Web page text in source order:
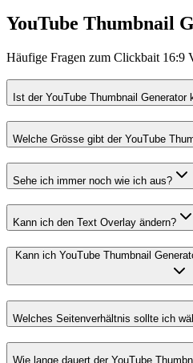
YouTube Thumbnail
Häufige Fragen zum Clickbait 16:9
Ist der YouTube Thumbnail Generator
Welche Grösse gibt der YouTube
Sehe ich immer noch wie ich aus?
Kann ich den Text Overlay ändern?
Kann ich YouTube Thumbnail
Welches Seitenverhältnis sollte ich
Wie lange dauert der YouTube